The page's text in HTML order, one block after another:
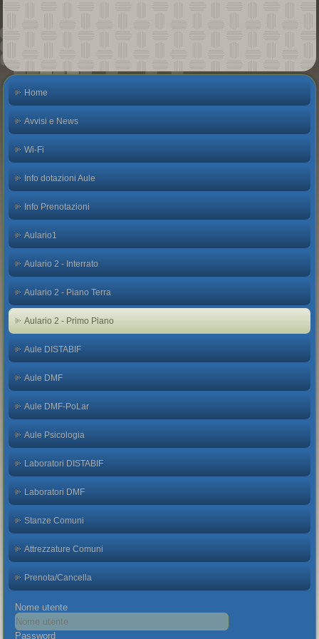
Home
Avvisi e News
Wi-Fi
Info dotazioni Aule
Info Prenotazioni
Aulario1
Aulario 2 - Interrato
Aulario 2 - Piano Terra
Aulario 2 - Primo Piano
Aule DISTABIF
Aule DMF
Aule DMF-PoLar
Aule Psicologia
Laboratori DISTABIF
Laboratori DMF
Stanze Comuni
Attrezzature Comuni
Prenota/Cancella
Nome utente
Password